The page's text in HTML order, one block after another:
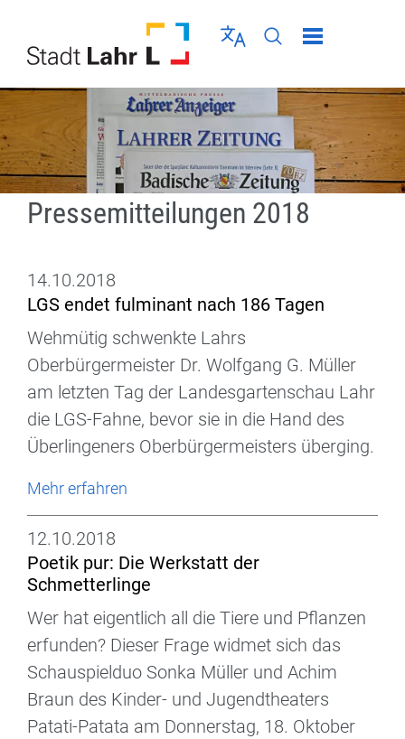
Sprache wählen
Seiten-Suche
Menü schließen
Pressemitteilungen 2018
14.10.2018
LGS endet fulminant nach 186 Tagen
Wehmütig schwenkte Lahrs
Oberbürgermeister Dr. Wolfgang G. Müller
am letzten Tag der Landesgartenschau Lahr
die LGS-Fahne, bevor sie in die Hand des
Überlingeners Oberbürgermeisters überging.
Mehr erfahren
12.10.2018
Poetik pur: Die Werkstatt der
Schmetterlinge
Wer hat eigentlich all die Tiere und Pflanzen
erfunden? Dieser Frage widmet sich das
Schauspielduo Sonka Müller und Achim
Braun des Kinder- und Jugendtheaters
Patati-Patata am Donnerstag, 18. Oktober